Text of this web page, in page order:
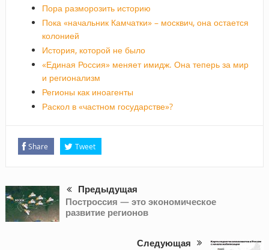
Пора разморозить историю
Пока «начальник Камчатки» – москвич, она остается
колонией
История, которой не было
«Единая Россия» меняет имидж. Она теперь за мир
и регионализм
Регионы как иноагенты
Раскол в «частном государстве»?
Share Tweet
Предыдущая
Построссия — это экономическое
развитие регионов
Следующая